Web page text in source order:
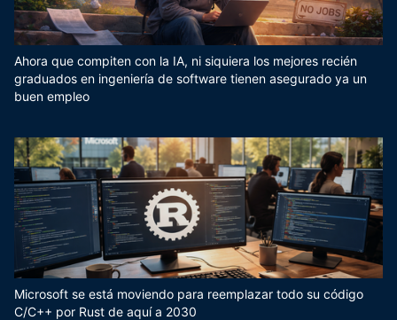
Ahora que compiten con la IA, ni siquiera los mejores recién
graduados en ingeniería de software tienen asegurado ya un
buen empleo
Microsoft se está moviendo para reemplazar todo su código
C/C++ por Rust de aquí a 2030